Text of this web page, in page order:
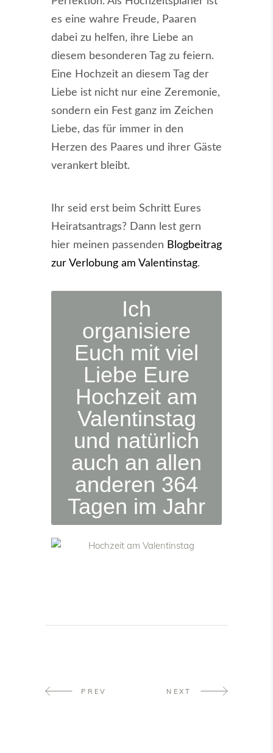
es eine wahre Freude, Paaren
dabei zu helfen, ihre Liebe an
diesem besonderen Tag zu feiern.
Eine Hochzeit an diesem Tag der
Liebe ist nicht nur eine Zeremonie,
sondern ein Fest ganz im Zeichen
Liebe, das für immer in den
Herzen des Paares und ihrer Gäste
verankert bleibt.
Ihr seid erst beim Schritt Eures
Heiratsantrags? Dann lest gern
hier meinen passenden Blogbeitrag
zur Verlobung am Valentinstag.
Ich
organisiere
Euch mit viel
Liebe Eure
Hochzeit am
Valentinstag
und natürlich
auch an allen
anderen 364
Tagen im Jahr
PREV NEXT